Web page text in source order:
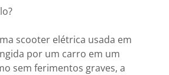
scooter elétrica usada em
por um carro em um
sem ferimentos graves, a